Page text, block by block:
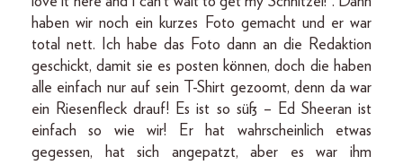
haben wir noch ein kurzes Foto gemacht und er war
total nett. Ich habe das Foto dann an die Redaktion
geschickt, damit sie es posten können, doch die haben
alle einfach nur auf sein T-Shirt gezoomt, denn da war
ein Riesenfleck drauf! Es ist so süß – Ed Sheeran ist
einfach so wie wir! Er hat wahrscheinlich etwas
gegessen, hat sich angepatzt, aber es war ihm